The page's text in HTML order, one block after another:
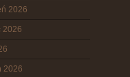
2026
2026
2026